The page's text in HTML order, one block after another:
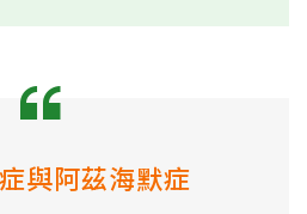
與阿茲海默症